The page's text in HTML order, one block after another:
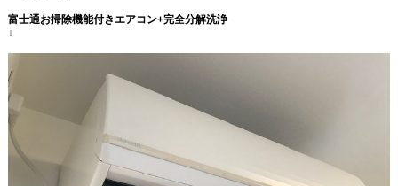
富士通お掃除機能付きエアコン+完全分解洗浄
↓